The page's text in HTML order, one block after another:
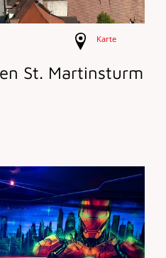
Karte
St. Martinsturm